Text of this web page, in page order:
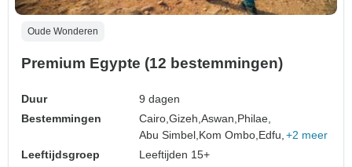
Oude Wonderen
Premium Egypte (12 bestemmingen)
Duur
9 dagen
Bestemmingen
Cairo,Gizeh,Aswan,Philae,
Abu Simbel,Kom Ombo,Edfu, +2 meer
Leeftijdsgroep
Leeftijden 15+